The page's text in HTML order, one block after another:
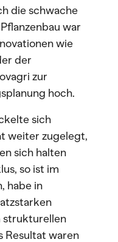
die schwache
war
wie
der
zur
hoch.
sich
weiter zugelegt,
sich halten
so ist im
habe in
strukturellen
Resultat waren